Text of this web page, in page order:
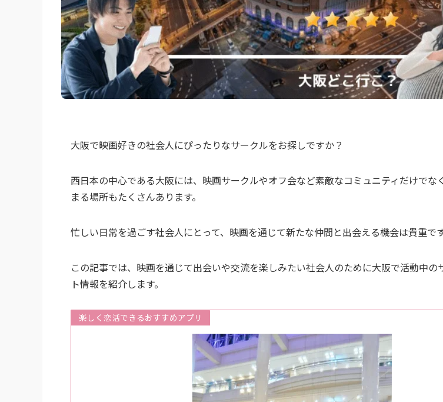
大阪で映画好きの社会人にぴったりなサークルをお探しですか？
西日本の中心である大阪には、映画サークルやオフ会など素敵なコミュニティだけでな
まる場所もたくさんあります。
忙しい日常を過ごす社会人にとって、映画を通じて新たな仲間と出会える機会は貴重で
この記事では、映画を通じて出会いや交流を楽しみたい社会人のために大阪で活動中の
ト情報を紹介します。
楽しく恋活できるおすすめアプリ